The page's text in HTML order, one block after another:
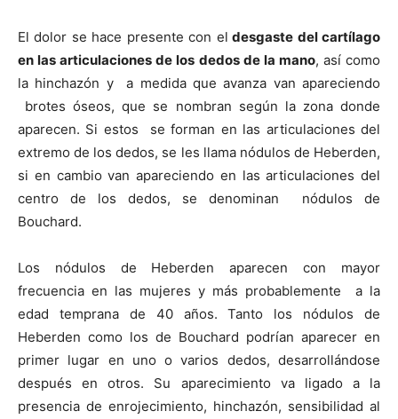
El dolor se hace presente con el desgaste del cartílago
en las articulaciones de los dedos de la mano, así como
la hinchazón y a medida que avanza van apareciendo
brotes óseos, que se nombran según la zona donde
aparecen. Si estos se forman en las articulaciones del
extremo de los dedos, se les llama nódulos de Heberden,
si en cambio van apareciendo en las articulaciones del
centro de los dedos, se denominan nódulos de
Bouchard.
Los nódulos de Heberden aparecen con mayor
frecuencia en las mujeres y más probablemente a la
edad temprana de 40 años. Tanto los nódulos de
Heberden como los de Bouchard podrían aparecer en
primer lugar en uno o varios dedos, desarrollándose
después en otros. Su aparecimiento va ligado a la
presencia de enrojecimiento, hinchazón, sensibilidad al